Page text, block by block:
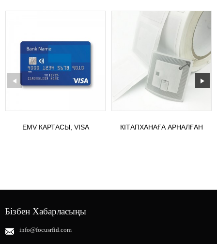
EMV КАРТАСЫ, VISA
КІТАПХАНАҒА АРНАЛҒАН
Бізбен Хабарласыңы
info@focusrfid.com